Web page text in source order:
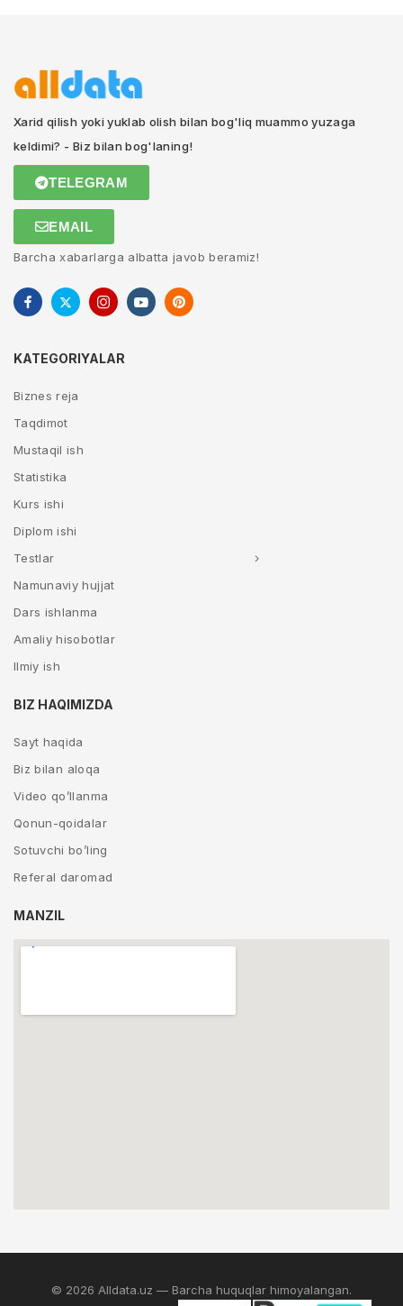
Xarid qilish yoki yuklab olish bilan bog'liq muammo yuzaga
keldimi? - Biz bilan bog'laning!
TELEGRAM
EMAIL
Barcha xabarlarga albatta javob beramiz!
KATEGORIYALAR
Biznes reja
Taqdimot
Mustaqil ish
Statistika
Kurs ishi
Diplom ishi
Testlar
Namunaviy hujjat
Dars ishlanma
Amaliy hisobotlar
Ilmiy ish
BIZ HAQIMIZDA
Sayt haqida
Biz bilan aloqa
Video qo’llanma
Qonun-qoidalar
Sotuvchi bo’ling
Referal daromad
MANZIL
© 2026 Alldata.uz — Barcha huquqlar himoyalangan.